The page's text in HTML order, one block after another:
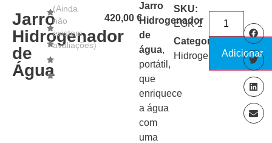
Jarro
Hidrogenador
de
Água
(Ainda
não
existem
avaliações)
420,00 €
Jarro
Hidrogenador
de
água,
portátil,
que
enriquece
a água
com
uma
SKU:
EGK-1
Categoria:
Hidrogenadores
Adicionar